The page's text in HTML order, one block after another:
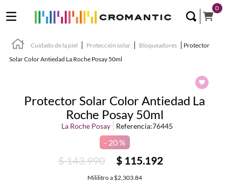
0
Cuidado de la piel Protección solar Bloqueadores
Protector
Solar Color Antiedad La Roche Posay 50ml
Protector Solar Color Antiedad La
Roche Posay 50ml
La Roche Posay Referencia:76445
20 %
$143.990 $ 115.192
Mililitroa $2,303.84